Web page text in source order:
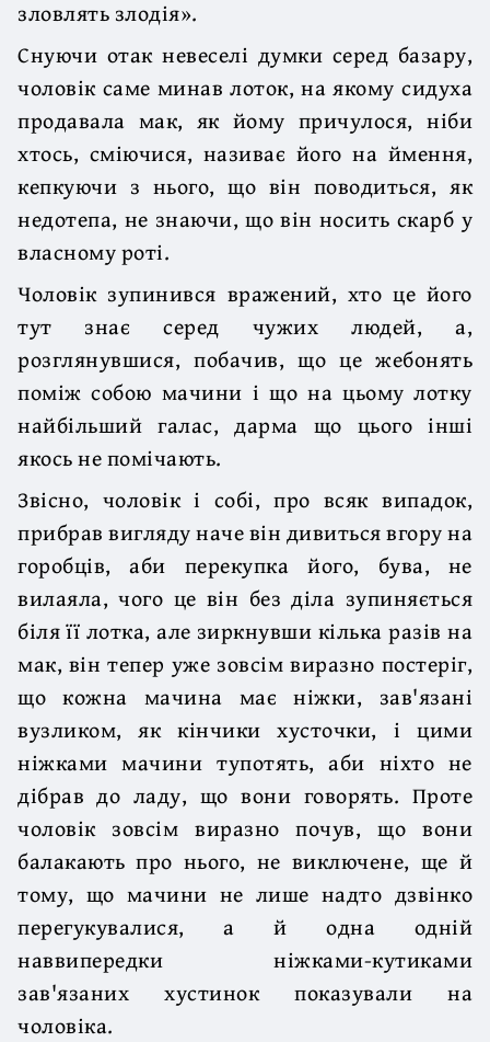
зловлять злодія».
Снуючи отак невеселі думки серед базару,
чоловік саме минав лоток, на якому сидуха
продавала мак, як йому причулося, ніби
хтось, сміючися, називає його на ймення,
кепкуючи з нього, що він поводиться, як
недотепа, не знаючи, що він носить скарб у
власному роті.
Чоловік зупинився вражений, хто це його
тут знає серед чужих людей, а,
розглянувшися, побачив, що це жебонять
поміж собою мачини і що на цьому лотку
найбільший галас, дарма що цього інші
якось не помічають.
Звісно, чоловік і собі, про всяк випадок,
прибрав вигляду наче він дивиться вгору на
горобців, аби перекупка його, бува, не
вилаяла, чого це він без діла зупиняється
біля її лотка, але зиркнувши кілька разів на
мак, він тепер уже зовсім виразно постеріг,
що кожна мачина має ніжки, зав'язані
вузликом, як кінчики хусточки, і цими
ніжками мачини тупотять, аби ніхто не
дібрав до ладу, що вони говорять. Проте
чоловік зовсім виразно почув, що вони
балакають про нього, не виключене, ще й
тому, що мачини не лише надто дзвінко
перегукувалися, а й одна одній
наввипередки ніжками-кутиками
зав'язаних хустинок показували на
чоловіка.